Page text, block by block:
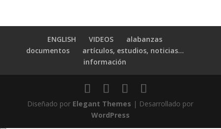
ENGLISH VIDEOS
alabanzas
documentos
artículos, estudios, noticias…
información
Diseñado por Elegant Themes | Desarrollado por
WordPress